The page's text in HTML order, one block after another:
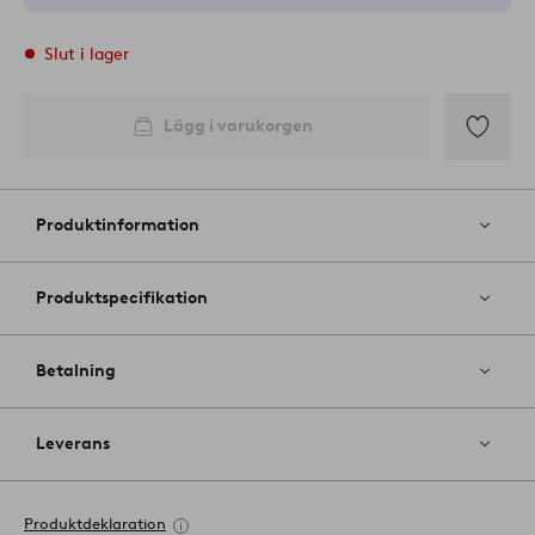
Slut i lager
Lägg i varukorgen
till
favoriter
Produktinformation
Produktspecifikation
Betalning
Leverans
Produktdeklaration